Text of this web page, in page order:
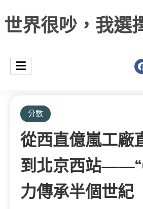
世界很吵，我選
分數
從西直億嵐工廠
到北京西站
力傳承半個世紀